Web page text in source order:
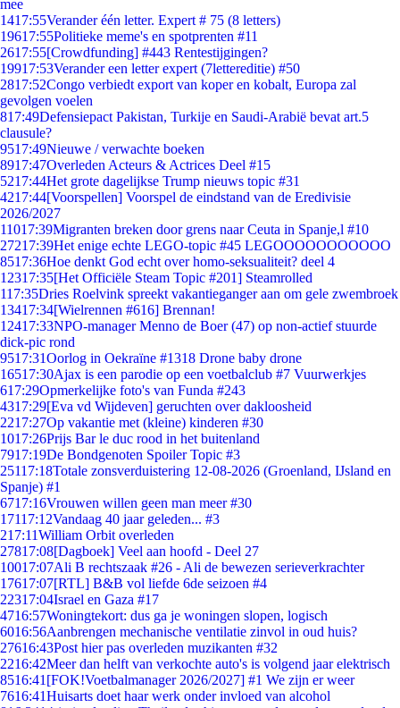
mee
1417:55Verander één letter. Expert # 75 (8 letters)
19617:55Politieke meme's en spotprenten #11
2617:55[Crowdfunding] #443 Rentestijgingen?
19917:53Verander een letter expert (7lettereditie) #50
2817:52Congo verbiedt export van koper en kobalt, Europa zal
gevolgen voelen
817:49Defensiepact Pakistan, Turkije en Saudi-Arabië bevat art.5
clausule?
9517:49Nieuwe / verwachte boeken
8917:47Overleden Acteurs & Actrices Deel #15
5217:44Het grote dagelijkse Trump nieuws topic #31
4217:44[Voorspellen] Voorspel de eindstand van de Eredivisie
2026/2027
11017:39Migranten breken door grens naar Ceuta in Spanje,l #10
27217:39Het enige echte LEGO-topic #45 LEGOOOOOOOOOOO
8517:36Hoe denkt God echt over homo-seksualiteit? deel 4
12317:35[Het Officiële Steam Topic #201] Steamrolled
117:35Dries Roelvink spreekt vakantieganger aan om gele zwembroek
13417:34[Wielrennen #616] Brennan!
12417:33NPO-manager Menno de Boer (47) op non-actief stuurde
dick-pic rond
9517:31Oorlog in Oekraïne #1318 Drone baby drone
16517:30Ajax is een parodie op een voetbalclub #7 Vuurwerkjes
617:29Opmerkelijke foto's van Funda #243
4317:29[Eva vd Wijdeven] geruchten over dakloosheid
2217:27Op vakantie met (kleine) kinderen #30
1017:26Prijs Bar le duc rood in het buitenland
7917:19De Bondgenoten Spoiler Topic #3
25117:18Totale zonsverduistering 12-08-2026 (Groenland, IJsland en
Spanje) #1
6717:16Vrouwen willen geen man meer #30
17117:12Vandaag 40 jaar geleden... #3
217:11William Orbit overleden
27817:08[Dagboek] Veel aan hoofd - Deel 27
10017:07Ali B rechtszaak #26 - Ali de bewezen serieverkrachter
17617:07[RTL] B&B vol liefde 6de seizoen #4
22317:04Israel en Gaza #17
4716:57Woningtekort: dus ga je woningen slopen, logisch
6016:56Aanbrengen mechanische ventilatie zinvol in oud huis?
27616:43Post hier pas overleden muzikanten #32
2216:42Meer dan helft van verkochte auto's is volgend jaar elektrisch
8516:41 [FOK!Voetbalmanager 2026/2027] #1 We zijn er weer
7616:41Huisarts doet haar werk onder invloed van alcohol